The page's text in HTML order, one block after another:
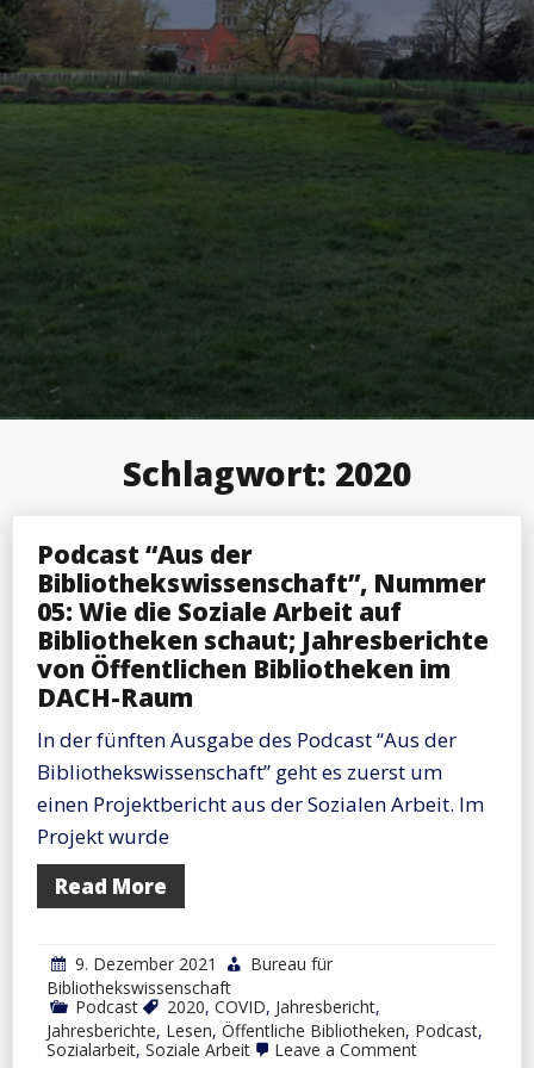
Schlagwort: 2020
Podcast “Aus der
Bibliothekswissenschaft”, Nummer
05: Wie die Soziale Arbeit auf
Bibliotheken schaut; Jahresberichte
von Öffentlichen Bibliotheken im
DACH-Raum
In der fünften Ausgabe des Podcast “Aus der
Bibliothekswissenschaft” geht es zuerst um
einen Projektbericht aus der Sozialen Arbeit. Im
Projekt wurde
Read More
9. Dezember 2021
Bureau für
Bibliothekswissenschaft
Podcast
2020, COVID, Jahresbericht,
Jahresberichte, Lesen, Öffentliche Bibliotheken, Podcast,
Sozialarbeit, Soziale Arbeit Leave a Commenton